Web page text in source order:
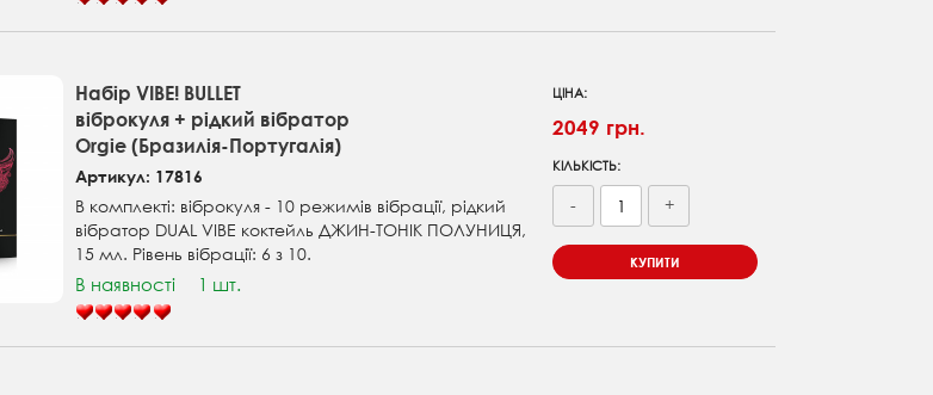
Набір VIBE! BULLET
віброкуля + рідкий вібратор
Orgie (Бразилія-Португалія)
Артикул: 17816
В комплекті: віброкуля - 10 режимів вібрації, рідкий
вібратор DUAL VIBE коктейль ДЖИН-ТОНІК ПОЛУНИЦЯ,
15 мл. Рівень вібрації: 6 з 10.
В наявності 1 шт.
ЦІНА:
2049 грн.
КІЛЬКІСТЬ:
- +
КУПИТИ